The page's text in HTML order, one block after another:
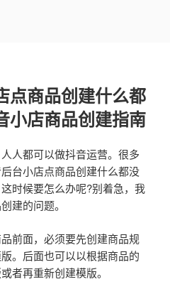
点商品创建什么都
小店商品创建指南
人都可以做抖音运营。很多
台小店点商品创建什么都没
时候要怎么办呢?别着急，我
建的问题。
前面，必须要先创建商品规
。后面也可以以根据商品的
者再重新创建模版。